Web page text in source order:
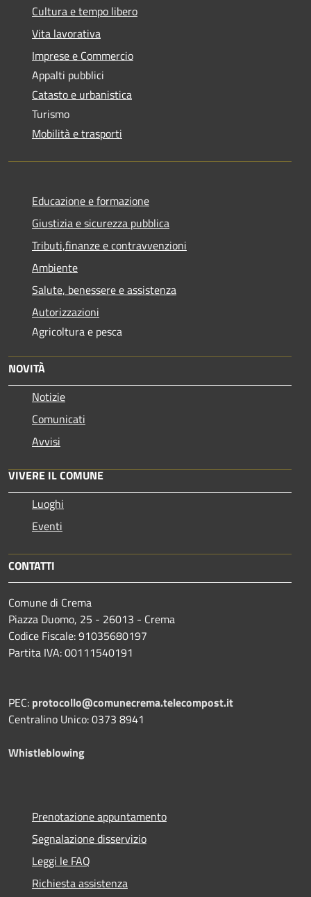
Cultura e tempo libero
Vita lavorativa
Imprese e Commercio
Appalti pubblici
Catasto e urbanistica
Turismo
Mobilità e trasporti
Educazione e formazione
Giustizia e sicurezza pubblica
Tributi,finanze e contravvenzioni
Ambiente
Salute, benessere e assistenza
Autorizzazioni
Agricoltura e pesca
NOVITÀ
Notizie
Comunicati
Avvisi
VIVERE IL COMUNE
Luoghi
Eventi
CONTATTI
Comune di Crema
Piazza Duomo, 25 - 26013 - Crema
Codice Fiscale: 91035680197
Partita IVA: 00111540191
PEC: protocollo@comunecrema.telecompost.it
Centralino Unico: 0373 8941
Whistleblowing
Prenotazione appuntamento
Segnalazione disservizio
Leggi le FAQ
Richiesta assistenza